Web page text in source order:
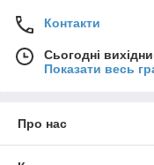
Контакти
Сьогодні
Показати весь
Про нас